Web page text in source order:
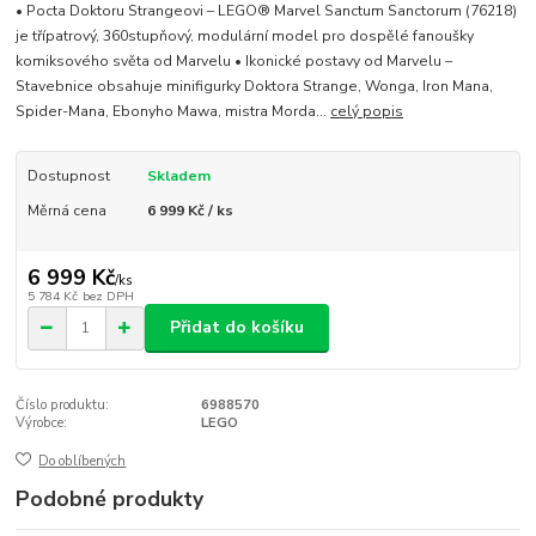
• Pocta Doktoru Strangeovi – LEGO® Marvel Sanctum Sanctorum (76218)
je třípatrový, 360stupňový, modulární model pro dospělé fanoušky
komiksového světa od Marvelu • Ikonické postavy od Marvelu –
Stavebnice obsahuje minifigurky Doktora Strange, Wonga, Iron Mana,
Spider-Mana, Ebonyho Mawa, mistra Morda... celý popis
Dostupnost
Skladem
Měrná cena
6 999 Kč / ks
6 999 Kč/ks
5 784 Kč bez DPH
Přidat do košíku
Číslo produktu:
6988570
Výrobce:
LEGO
Do oblíbených
Podobné produkty